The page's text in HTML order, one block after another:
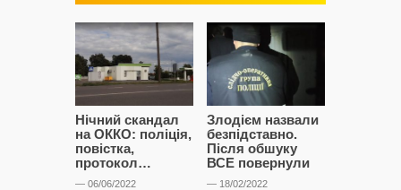
Нічний скандал
на ОККО: поліція,
повістка,
протокол…
— 06/06/2022
Злодієм назвали
безпідставно.
Після обшуку
ВСЕ повернули
— 18/02/2022